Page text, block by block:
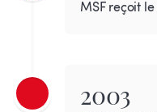
MSF reçoit
2003